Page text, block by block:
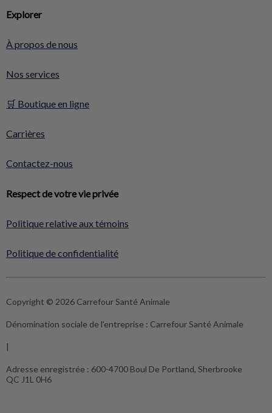
Explorer
À propos de nous
Nos services
🛒 Boutique en ligne
Carrières
Contactez-nous
Respect de votre vie privée
Politique relative aux témoins
Politique de confidentialité
Copyright © 2026 Carrefour Santé Animale
Dénomination sociale de l'entreprise : Carrefour Santé Animale
|
Adresse enregistrée : 600-4700 Boul De Portland, Sherbrooke
QC J1L 0H6